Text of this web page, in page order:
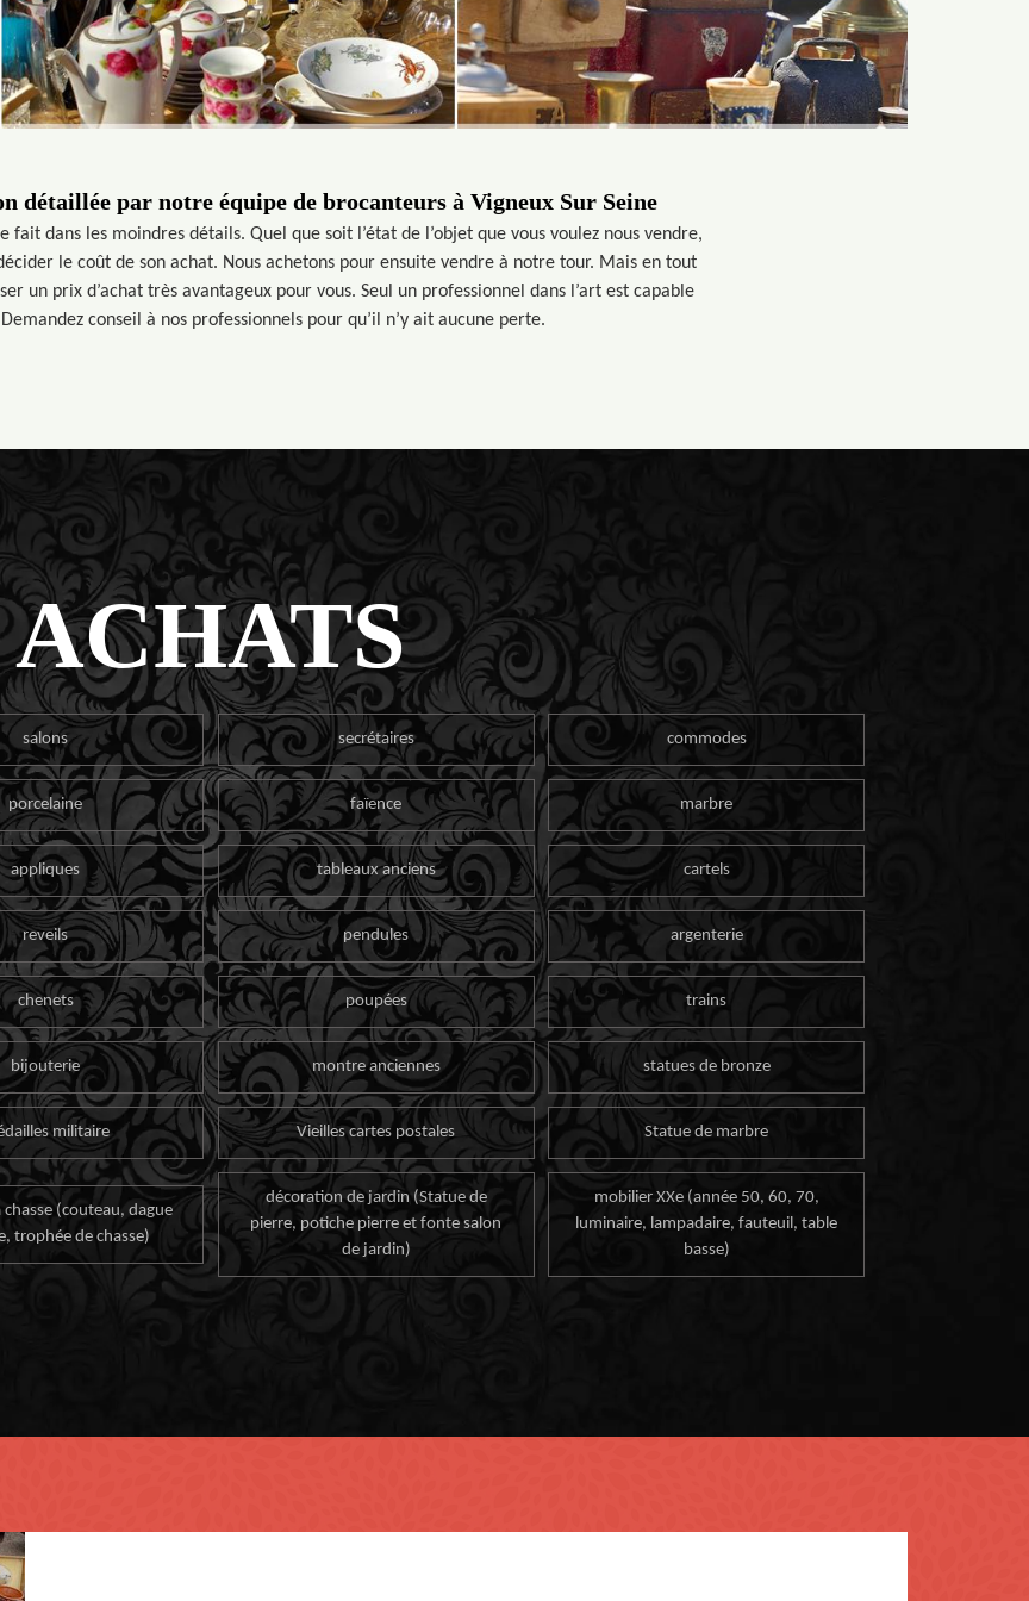
détaillée par notre équipe de brocanteurs à Vigneux Sur Seine
fait dans les moindres détails. Quel que soit l’état de l’objet que vous voulez nous vendre,
le coût de son achat. Nous achetons pour ensuite vendre à notre tour. Mais en tout
un prix d’achat très avantageux pour vous. Seul un professionnel dans l’art est capable
conseil à nos professionnels pour qu’il n’y ait aucune perte.
ACHATS
salons secrétaires commodes
porcelaine faïence marbre
appliques tableaux anciens cartels
reveils pendules argenterie
chenets poupées trains
bijouterie montre anciennes statues de bronze
militaire Vieilles cartes postales Statue de marbre
(couteau, dague
trophée de chasse)
décoration de jardin (Statue de
pierre, potiche pierre et fonte salon
de jardin)
mobilier XXe (année 50, 60, 70,
luminaire, lampadaire, fauteuil, table
basse)